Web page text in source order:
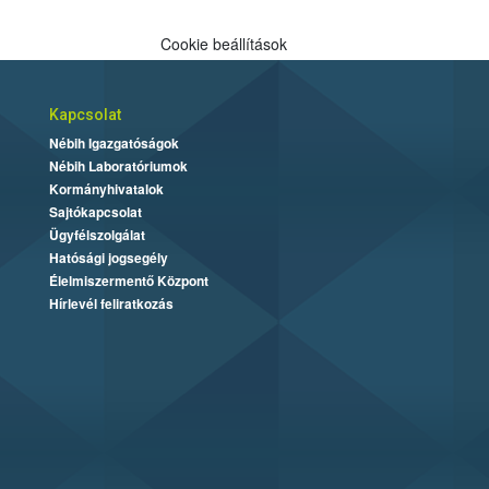
Cookie beállítások
Kapcsolat
Nébih Igazgatóságok
Nébih Laboratóriumok
Kormányhivatalok
Sajtókapcsolat
Ügyfélszolgálat
Hatósági jogsegély
Élelmiszermentő Központ
Hírlevél feliratkozás